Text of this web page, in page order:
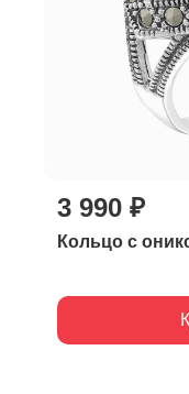
3 990 ₽
Кольцо с